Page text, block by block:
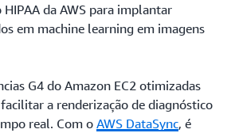
da AWS para implantar
em machine learning em imagens
G4 do Amazon EC2 otimizadas
a renderização de diagnóstico
real. Com o AWS DataSync, é